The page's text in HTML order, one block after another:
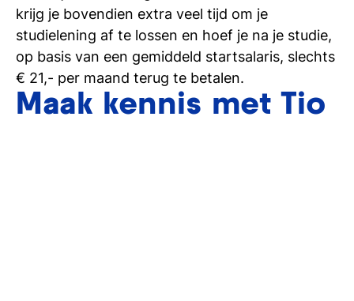
krijg je bovendien extra veel tijd om je
studielening af te lossen en hoef je na je studie,
op basis van een gemiddeld startsalaris, slechts
€ 21,- per maand terug te betalen.
Maak kennis met Tio